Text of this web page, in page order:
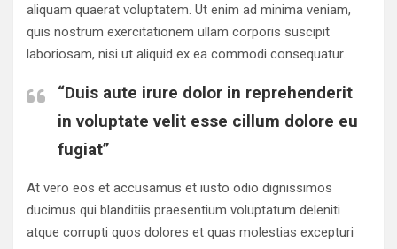
aliquam quaerat voluptatem. Ut enim ad minima veniam,
quis nostrum exercitationem ullam corporis suscipit
laboriosam, nisi ut aliquid ex ea commodi consequatur.
“Duis aute irure dolor in reprehenderit
in voluptate velit esse cillum dolore eu
fugiat”
At vero eos et accusamus et iusto odio dignissimos
ducimus qui blanditiis praesentium voluptatum deleniti
atque corrupti quos dolores et quas molestias excepturi